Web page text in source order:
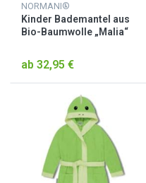
NORMANI®
Kinder Bademantel aus
Bio-Baumwolle „Malia“
ab 32,95 €